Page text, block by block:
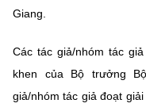
Giang.
Các tác giả/nhóm tác
khen của Bộ trưởng
giả/nhóm tác giả đoạt